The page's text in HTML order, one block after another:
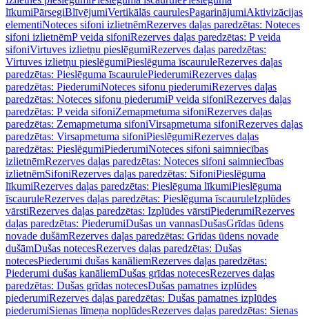
līkumiPārsegiBlīvējumiVertikālās caurulesPagarinājumiAktivizācijas
elementiNoteces sifoni izlietnēmRezerves daļas paredzētas: Noteces
sifoni izlietnēmP veida sifoniRezerves daļas paredzētas: P veida
sifoniVirtuves izlietņu pieslēgumiRezerves daļas paredzētas:
Virtuves izlietņu pieslēgumiPieslēguma īscauruleRezerves daļas
paredzētas: Pieslēguma īscaurulePiederumiRezerves daļas
paredzētas: PiederumiNoteces sifonu piederumiRezerves daļas
paredzētas: Noteces sifonu piederumiP veida sifoniRezerves daļas
paredzētas: P veida sifoniZemapmetuma sifoniRezerves daļas
paredzētas: Zemapmetuma sifoniVirsapmetuma sifoniRezerves daļas
paredzētas: Virsapmetuma sifoniPieslēgumiRezerves daļas
paredzētas: PieslēgumiPiederumiNoteces sifoni saimniecības
izlietnēmRezerves daļas paredzētas: Noteces sifoni saimniecības
izlietnēmSifoniRezerves daļas paredzētas: SifoniPieslēguma
līkumiRezerves daļas paredzētas: Pieslēguma līkumiPieslēguma
īscauruleRezerves daļas paredzētas: Pieslēguma īscauruleIzplūdes
vārstiRezerves daļas paredzētas: Izplūdes vārstiPiederumiRezerves
daļas paredzētas: PiederumiDušas un vannasDušasGrīdas ūdens
novade dušāmRezerves daļas paredzētas: Grīdas ūdens novade
dušāmDušas notecesRezerves daļas paredzētas: Dušas
notecesPiederumi dušas kanāliemRezerves daļas paredzētas:
Piederumi dušas kanāliemDušas grīdas notecesRezerves daļas
paredzētas: Dušas grīdas notecesDušas pamatnes izplūdes
piederumiRezerves daļas paredzētas: Dušas pamatnes izplūdes
piederumiSienas līmeņa noplūdesRezerves daļas paredzētas: Sienas